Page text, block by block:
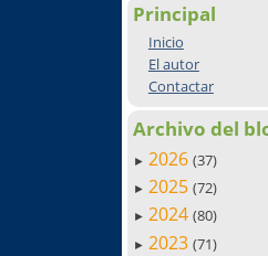
Principal
Inicio
El autor
Contactar
Archivo del
► 2026 (37)
► 2025 (72)
► 2024 (80)
► 2023 (71)